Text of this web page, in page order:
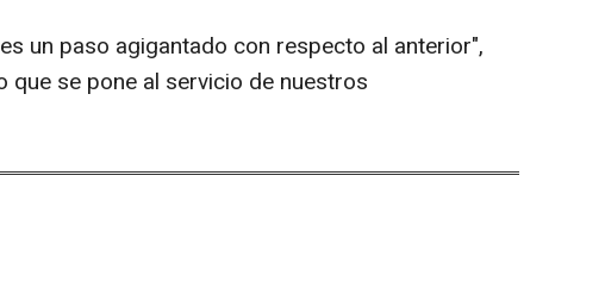
un paso agigantado con respecto al anterior",
que se pone al servicio de nuestros